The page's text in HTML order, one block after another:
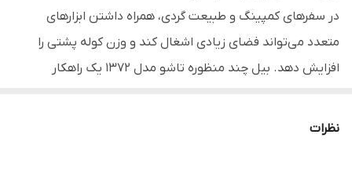
در سفرهای کمپینگ و طبیعت گردی، همراه داشتن ابزارهای
متعدد می‌تواند فضای زیادی اشغال کند و وزن کوله پشتی را
افزایش دهد. بیل چند منظوره تاشو مدل ۱۳۷۲ یک راهکار
کمترین حجم ممکن هستند. این ابزار با طراحی تاشو و بدنه
نظرات